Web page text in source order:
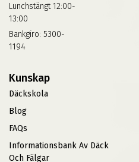
Lunchstängt 12:00-
13:00
Bankgiro: 5300-
1194
Kunskap
Däckskola
Blog
FAQs
Informationsbank Av Däck
Och Fälgar